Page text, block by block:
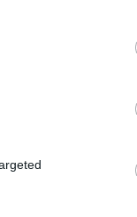
και
ενέργειες,
Ωρωπού.